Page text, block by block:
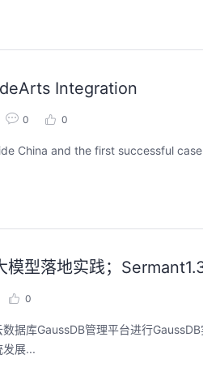
Integration
0 0
China and the first successful
模型落地实践；
0
据库GaussDB管理平台进行
展...